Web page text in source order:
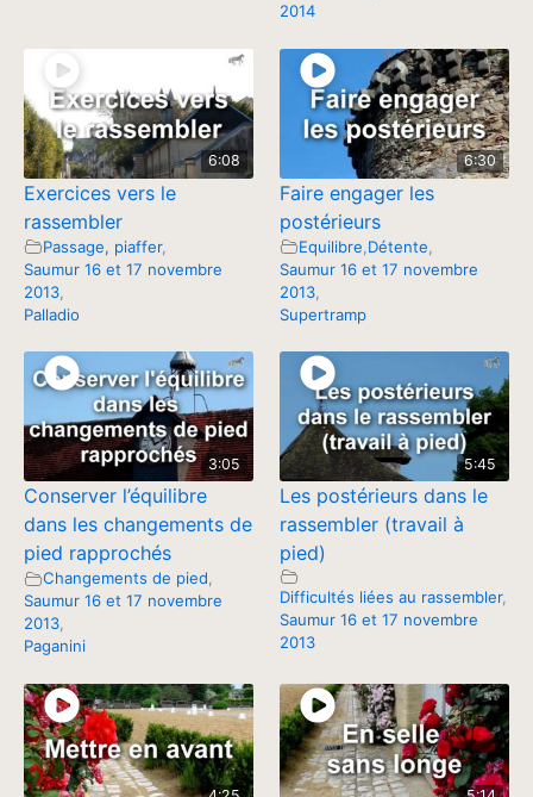
2014
6:08
Exercices vers le
rassembler
Passage, piaffer,
Saumur 16 et 17 novembre
2013
Palladio
6:30
Faire engager les
postérieurs
Equilibre Détente
Saumur 16 et 17 novembre
2013,
Supertramp
3:05
Conserver l’équilibre
dans les changements de
pied rapprochés
Changements de pied
Saumur 16 et 17 novembre
2013
Paganini
5:45
Les postérieurs dans le
rassembler (travail à
pied)
Difficultés liées au rassembler,
Saumur 16 et 17 novembre
2013